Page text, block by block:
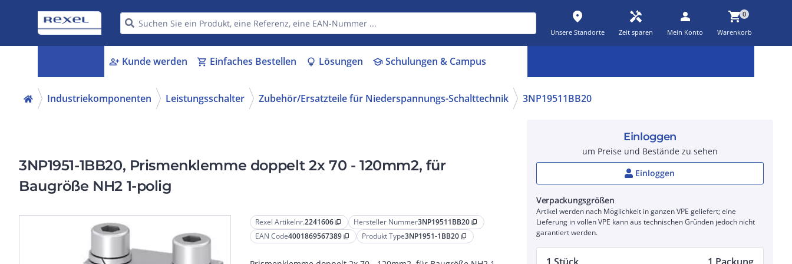
place
Unsere Standorte
handyman
Zeit sparen
person
Mein Konto
shopping_cart0
Warenkorb
person_add Kunde werden shopping_cart Einfaches Bestellen lightbulb Lösungen schoolSchulungen & Campus
Industriekomponenten Leistungsschalter Zubehör/Ersatzteile für Niederspannungs-Schalttechnik 3NP19511BB20
3NP1951-1BB20, Prismenklemme doppelt 2x 70 - 120mm2, für
Baugröße NH2 1-polig
Rexel Artikelnr.2241606 content_copy Hersteller Nummer3NP19511BB20 content_copy
EAN Code4001869567389 content_copy Produkt Type3NP1951-1BB20 content_copy
Einloggen
um Preise und Bestände zu sehen
Einloggen
Verpackungsgrößen
Artikel werden nach Möglichkeit in ganzen VPE geliefert; eine
Lieferung in vollen VPE kann aus technischen Gründen jedoch nicht
garantiert werden.